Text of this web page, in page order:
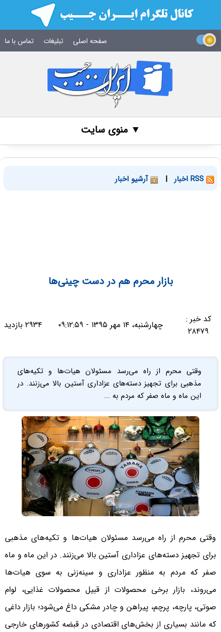
صفحه اصلی تبلیغات تماس با ما
▼ منوی سایت
| آرشیو اخبار
بازار محرم هم در دست چینی‌ها
کد خبر :
۲۸۴۷۹
چهارشنبه، ۱۴ مهر ۱۳۹۵ - ۰۹:۱۲:۵۹ ۲۹۳۴ بازدید
وقتی محرم از راه‌ می‌رسد مسئولان هیات‌ها و تکیه‌های
مذهبی برای تجهیز دسته‌های عزاداری آستین بالا می‌زنند. در
این ماه و ماه صفر که مردم به ...
وقتی محرم از راه‌ می‌رسد مسئولان هیات‌ها و تکیه‌های مذهبی
برای تجهیز دسته‌های عزاداری آستین بالا می‌زنند. در این ماه و ماه
صفر که مردم به منظور عزاداری و سینه‌زنی به سوی هیات‌ها
می‌روند، بازار برخی محصولات از قبیل محصولات غذایی، لوام
صوتی، پارچه، پرچم، پیراهن و چادر مشکی داغ می‌شود؛ بازار داغی
که مانند بسیاری از بخش‌های اقتصادی در قبضه کشورهای خارجی